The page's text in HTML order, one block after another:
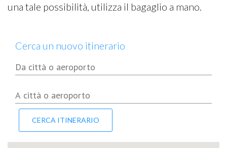
una tale possibilità, utilizza il bagaglio a mano.
Cerca un nuovo itinerario